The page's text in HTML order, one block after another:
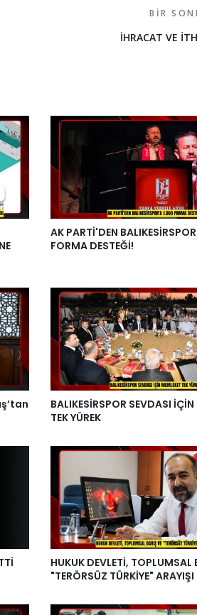
BIR
İHRACAT VE
AK PARTİ'DEN
FORMA DESTEĞİ!
BALIKESİRSPOR SEVDASI İÇİN
TEK YÜREK
HUKUK DEVLETİ, TOPLUMSAL
"TERÖRSÜZ TÜRKİYE" ARAYIŞI